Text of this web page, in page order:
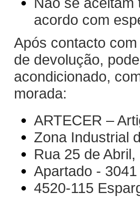
acordo com
Após contacto
de devolução,
acondicionado,
morada:
ARTECER –
Zona Industrial
Rua 25 de Abril,
Apartado - 3041
4520-115